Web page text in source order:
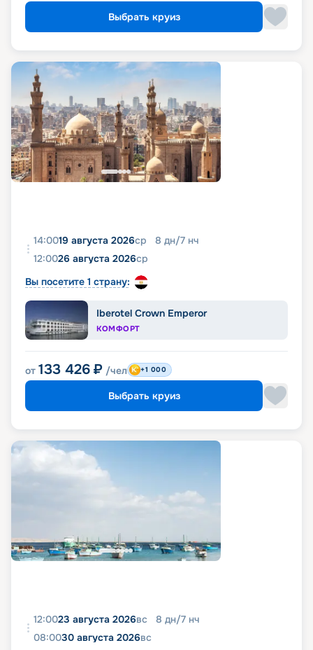
Выбрать круиз
14:0019 августа 2026ср 8 дн/7 нч
12:0026 августа 2026ср
Вы посетите 1 страну:
Iberotel Crown Emperor
КОМФОРТ
от 133 426 ₽ /чел +1 000
Выбрать круиз
12:0023 августа 2026вс 8 дн/7 нч
08:0030 августа 2026вс